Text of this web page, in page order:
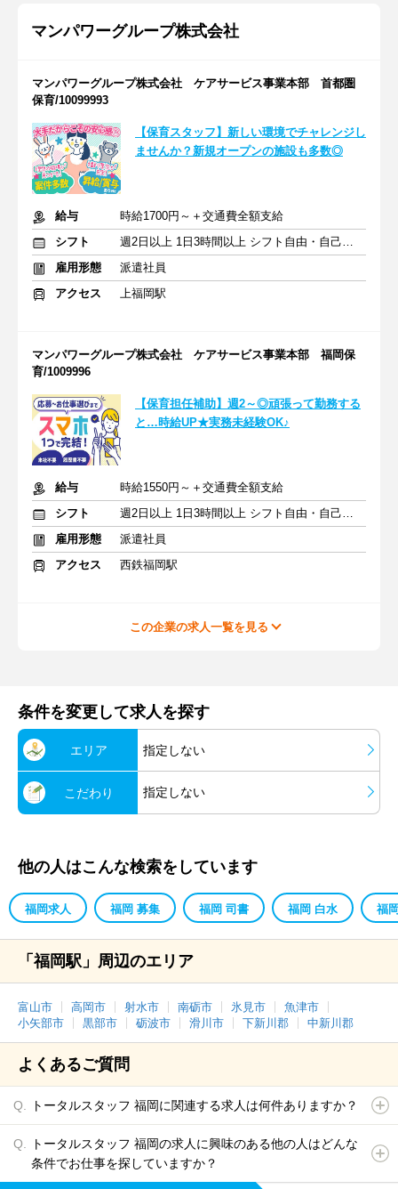
マンパワーグループ株式会社
マンパワーグループ株式会社 ケアサービス事業本部 首都圏
保育/10099993
【保育スタッフ】新しい環境でチャレンジし
ませんか？新規オープンの施設も多数◎
給与
時給1700円～＋交通費全額支給
シフト
週2日以上 1日3時間以上 シフト自由・自己申告
雇用形態
派遣社員
アクセス
上福岡駅
マンパワーグループ株式会社 ケアサービス事業本部 福岡保
育/1009996
【保育担任補助】週2～◎頑張って勤務する
と…時給UP★実務未経験OK♪
給与
時給1550円～＋交通費全額支給
シフト
週2日以上 1日3時間以上 シフト自由・自己申告
雇用形態
派遣社員
アクセス
西鉄福岡駅
この企業の求人一覧を見る
条件を変更して求人を探す
エリア 指定しない
こだわり 指定しない
他の人はこんな検索をしています
福岡求人 福岡 募集 福岡 司書 福岡 白水 福
「福岡駅」周辺のエリア
富山市 高岡市 射水市 南砺市 氷見市
魚津市
小矢部市
黒部市 砺波市 滑川市 下新川郡 中新川郡
よくあるご質問
トータルスタッフ 福岡に関連する求人は何件ありますか？
トータルスタッフ 福岡の求人に興味のある他の人はどんな
条件でお仕事を探していますか？